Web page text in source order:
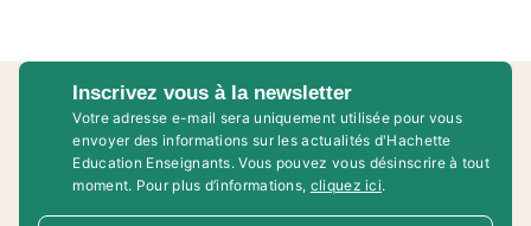
Inscrivez vous à la newsletter
Votre adresse e-mail sera uniquement utilisée pour vous
envoyer des informations sur les actualités d'Hachette
Education Enseignants. Vous pouvez vous désinscrire à tout
moment. Pour plus d’informations, cliquez ici.